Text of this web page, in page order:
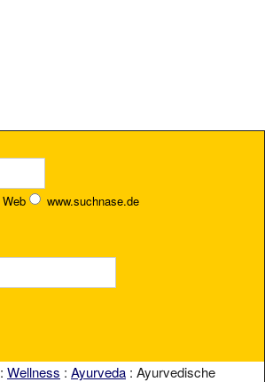
Web www.suchnase.de
: Wellness : Ayurveda : Ayurvedische